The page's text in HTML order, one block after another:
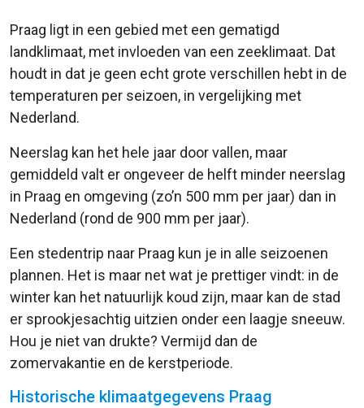
Praag ligt in een gebied met een gematigd
landklimaat, met invloeden van een zeeklimaat. Dat
houdt in dat je geen echt grote verschillen hebt in de
temperaturen per seizoen, in vergelijking met
Nederland.
Neerslag kan het hele jaar door vallen, maar
gemiddeld valt er ongeveer de helft minder neerslag
in Praag en omgeving (zo’n 500 mm per jaar) dan in
Nederland (rond de 900 mm per jaar).
Een stedentrip naar Praag kun je in alle seizoenen
plannen. Het is maar net wat je prettiger vindt: in de
winter kan het natuurlijk koud zijn, maar kan de stad
er sprookjesachtig uitzien onder een laagje sneeuw.
Hou je niet van drukte? Vermijd dan de
zomervakantie en de kerstperiode.
Historische klimaatgegevens Praag